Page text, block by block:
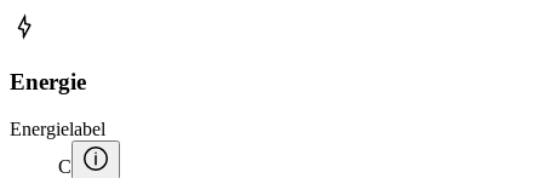
Energie
Energielabel
C